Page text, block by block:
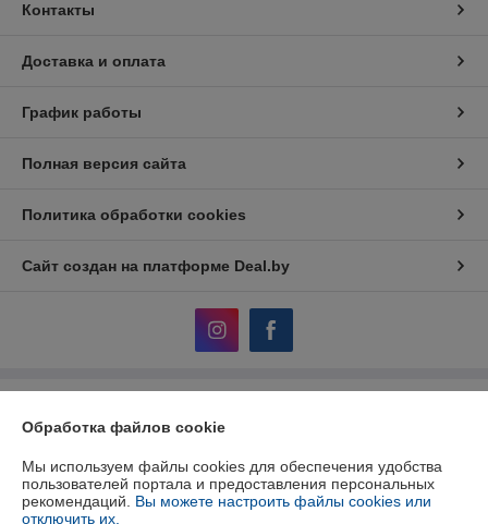
Контакты
Доставка и оплата
График работы
Полная версия сайта
Политика обработки cookies
Сайт создан на платформе Deal.by
246015, г. Гомель, ул. Хуторянского, 35а
Регистрационный номер ЕГР: 400213102
Обработка файлов cookie
Мы используем файлы cookies для обеспечения удобства
пользователей портала и предоставления персональных
рекомендаций. Вы можете настроить файлы cookies или
отключить их.